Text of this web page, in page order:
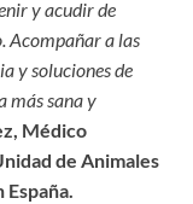
y acudir de
Acompañar a las
y soluciones de
más sana y
Médico
de Animales
España.